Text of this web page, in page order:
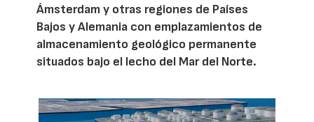
Ámsterdam y otras regiones de Países
Bajos y Alemania con emplazamientos de
almacenamiento geológico permanente
situados bajo el lecho del Mar del Norte.